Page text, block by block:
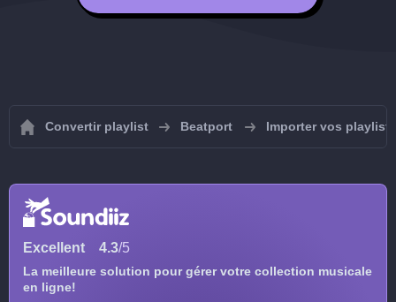
Convertir playlist Beatport Importer vos
Excellent 4.3/5
La meilleure solution pour gérer votre collection musicale
en ligne!